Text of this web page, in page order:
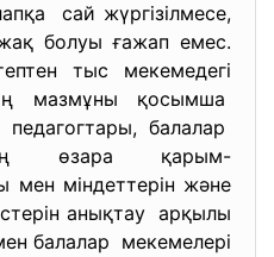
сай жүргізілмесе,
болуы ғажап емес.
тыс мекемедегі
мазмұны қосымша
балалар
өзара қарым-
міндеттерін және
анықтау арқылы
балалар мекемелері